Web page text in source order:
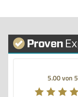
5.00 von 5